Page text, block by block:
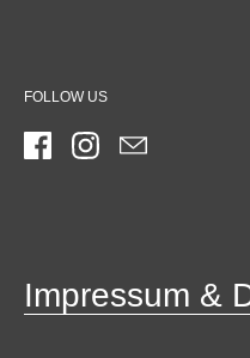
FOLLOW US
FacebookInstagram
Email
Impressum &